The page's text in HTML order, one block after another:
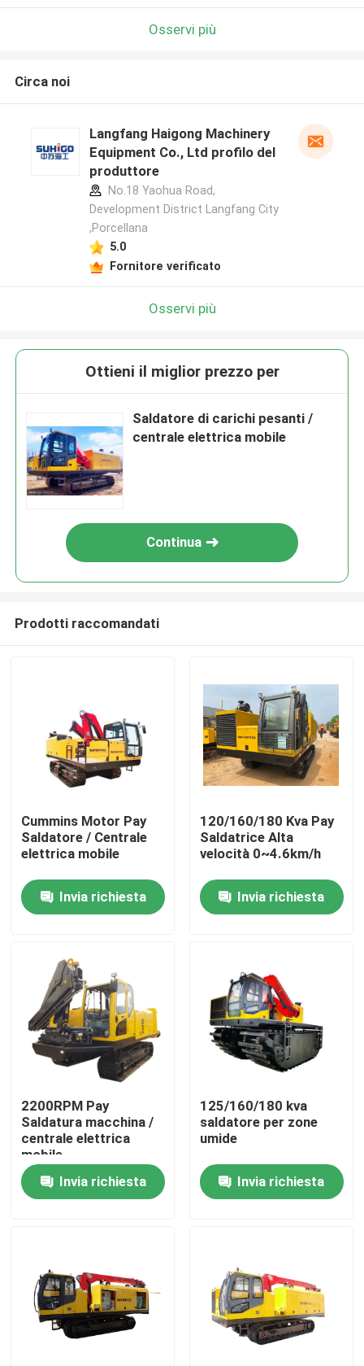
Casa
Video
Circa noi
Giro della fabbrica
Controllo di qualità
Contattici
Macchine per condutture
Osservi più
Circa noi
Langfang Haigong Machinery
Equipment Co., Ltd profilo del
produttore
No.18 Yaohua Road,
Development District Langfang City
,Porcellana
5.0
Fornitore verificato
Osservi più
Ottieni il miglior prezzo per
Saldatore di carichi pesanti /
centrale elettrica mobile
Continua
Prodotti raccomandati
Cummins Motor Pay
Saldatore / Centrale
elettrica mobile
Invia richiesta
120/160/180 Kva Pay
Saldatrice Alta
velocità 0~4.6km/h
Invia richiesta
2200RPM Pay
Saldatura macchina /
centrale elettrica
mobile
Invia richiesta
125/160/180 kva
saldatore per zone
umide
Invia richiesta